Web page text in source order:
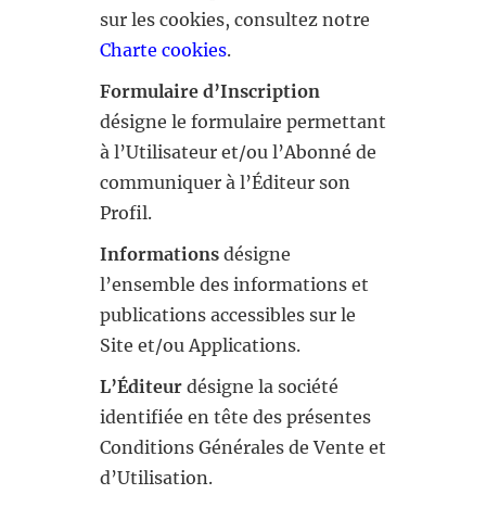
sur les cookies, consultez notre
Charte cookies.
Formulaire d’Inscription
désigne le formulaire permettant
à l’Utilisateur et/ou l’Abonné de
communiquer à l’Éditeur son
Profil.
Informations désigne
l’ensemble des informations et
publications accessibles sur le
Site et/ou Applications.
L’Éditeur désigne la société
identifiée en tête des présentes
Conditions Générales de Vente et
d’Utilisation.